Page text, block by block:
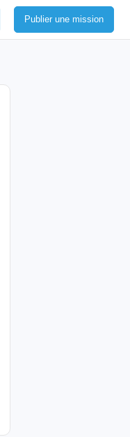
Publier une mission